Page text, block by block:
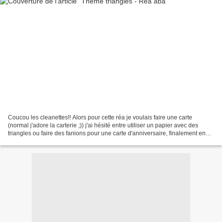
Coucou les cleanettes!! Alors pour cette réa je voulais faire une carte
(normal j'adore la carterie ;)) j'ai hésité entre utiliser un papier avec des
triangles ou faire des fanions pour une carte d'anniversaire, finalement en